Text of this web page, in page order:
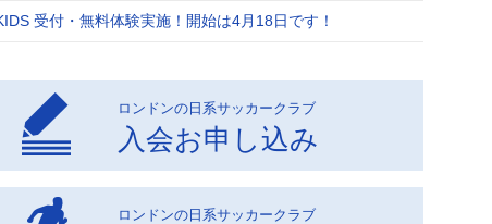
受付・無料体験実施！開始は4月18日です！
ロンドンの日系サッカークラブ
入会お申し込み
ロンドンの日系サッカークラブ